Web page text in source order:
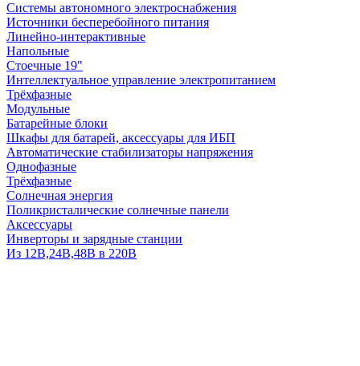
Системы автономного электроснабжения
Источники бесперебойного питания
Линейно-интерактивные
Напольные
Стоечные 19"
Интеллектуальное управление электропитанием
Трёхфазные
Модульные
Батарейные блоки
Шкафы для батарей, аксессуары для ИБП
Автоматические стабилизаторы напряжения
Однофазные
Трёхфазные
Солнечная энергия
Поликристалические солнечные панели
Аксессуары
Инверторы и зарядные станции
Из 12В,24В,48В в 220В